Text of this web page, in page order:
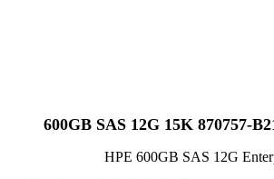
HPE 600GB SAS 12G